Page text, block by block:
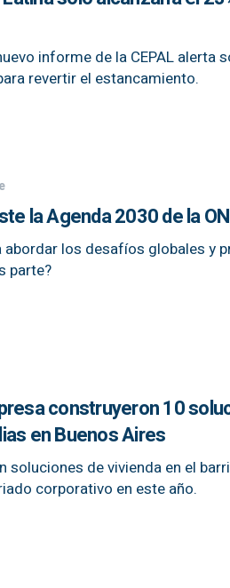
informe de la CEPAL alerta
revertir el estancamiento.
la Agenda 2030 de la
los desafíos globales y
parte?
construyeron 10
en Buenos Aires
soluciones de vivienda en el
corporativo en este año.